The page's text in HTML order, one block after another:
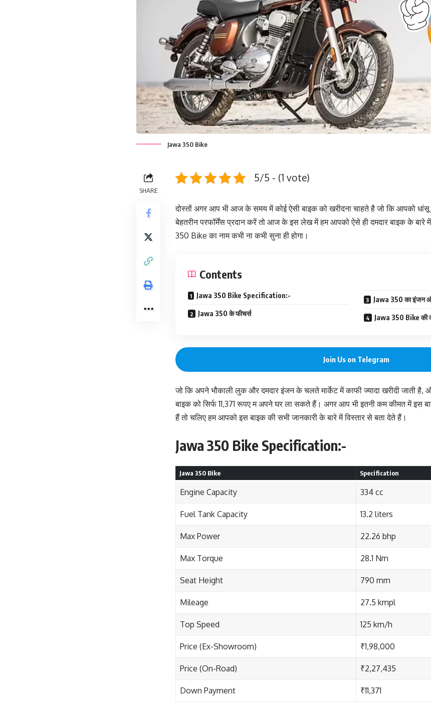
Jawa 350 Bike
SHARE
5/5 - (1 vote)
दोस्तों अगर आप भी आज के समय में कोई ऐसी बाइक को खरीदना चाहते है जो कि आपको
बेहतरीन परफॉर्मेंस प्रदान करें तो आज के इस लेख में हम आपको ऐसे ही दमदार बाइक के बारे
350 Bike का नाम कभी ना कभी सुना ही होगा।
Contents
Jawa 350 Bike Specification:-
Jawa 350 के फीचर्स
Jawa 350 का इंजन
Jawa 350 Bike की
Join Us on Telegram
जो कि अपने भौकाली लुक और दमदार इंजन के चलते मार्केट में काफी ज्यादा खरीदी जाती
बाइक को सिर्फ 11,371 रूपए म अपने घर ला सकते हैं। अगर आप भी इतनी कम कीमत में इस
हैं तो चलिए हम आपको इस बाइक की सभी जानकारी के बारे में विस्तार से बता देते हैं।
Jawa 350 Bike Specification:-
Jawa 350 Bike Specification
Engine Capacity 334 cc
Fuel Tank Capacity 13.2 liters
Max Power 22.26 bhp
Max Torque 28.1 Nm
Seat Height 790 mm
Mileage 27.5 kmpl
Top Speed 125 km/h
Price (Ex-Showroom) ₹1,98,000
Price (On-Road) ₹2,27,435
Down Payment ₹11,371